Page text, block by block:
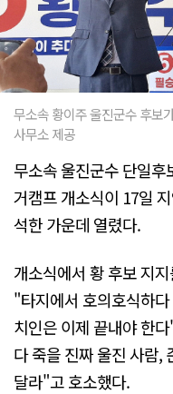
무소속 황이주 울진군수 후보
사무소 제공
무소속 울진군수 단일
거캠프 개소식이 17일
석한 가운데 열렸다.
개소식에서 황 후보 지
"타지에서 호의호식하
치인은 이제 끝내야 한
다 죽을 진짜 울진 사람,
달라"고 호소했다.